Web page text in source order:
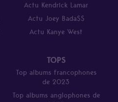
Actu Kendrick Lamar
Actu Joey Bada$$
Actu Kanye West
TOPS
Top albums francophones
de 2023
Top albums anglophones de